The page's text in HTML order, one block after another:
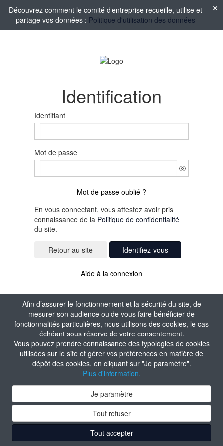
Afin d’assurer le fonctionnement et la sécurité du site, de
mesurer son audience ou de vous faire bénéficier de
fonctionnalités particulières, nous utilisons des cookies, le cas
échéant sous réserve de votre consentement.
Vous pouvez prendre connaissance des typologies de cookies
utilisées sur le site et gérer vos préférences en matière de
dépôt des cookies, en cliquant sur "Je paramètre".
Plus d'information.
Je paramètre
Tout refuser
Tout accepter
Découvrez comment le comité d'entreprise recueille, utilise et
partage vos données : Politique d'utilisation des données
Identification
Identifiant
Mot de passe
Mot de passe oublié ?
En vous connectant, vous attestez avoir pris
connaissance de la Politique de confidentialité
du site.
Identifiez-vous
Aide à la connexion